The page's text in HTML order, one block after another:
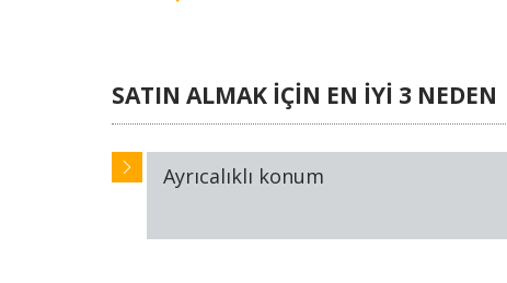
SATIN ALMAK İÇİN EN İYİ 3 NEDEN
Ayrıcalıklı konum